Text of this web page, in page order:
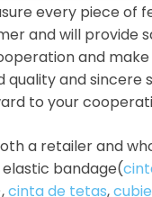
every piece of
and will provide
and
quality and sincere
to your
a retailer and
elastic bandage(
cinta de tetas,